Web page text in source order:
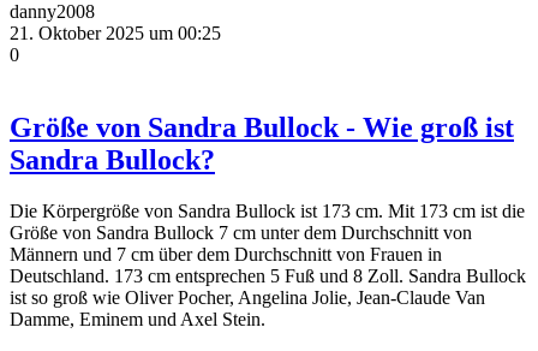
danny2008
21. Oktober 2025 um 00:25
0
Größe von Sandra Bullock - Wie groß ist
Sandra Bullock?
Die Körpergröße von Sandra Bullock ist 173 cm. Mit 173 cm ist die
Größe von Sandra Bullock 7 cm unter dem Durchschnitt von
Männern und 7 cm über dem Durchschnitt von Frauen in
Deutschland. 173 cm entsprechen 5 Fuß und 8 Zoll. Sandra Bullock
ist so groß wie Oliver Pocher, Angelina Jolie, Jean-Claude Van
Damme, Eminem und Axel Stein.